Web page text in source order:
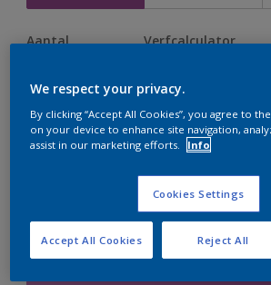
Aantal Verfcalculator
Op dit moment is het niet mogelijk dit
er hard aan om de voorraad aan te
We respect your privacy.
By clicking “Accept All Cookies”, you agree to
on your device to enhance site navigation,
assist in our marketing efforts.
Info
Cookies Settings
Reject All
Accept All Cookies